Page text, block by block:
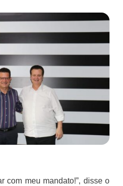
com meu mandato!”, disse o